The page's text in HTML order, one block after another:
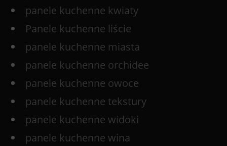
panele kuchenne kwiaty
Panele kuchenne liście
panele kuchenne miasta
panele kuchenne orchidee
panele kuchenne owoce
panele kuchenne tekstury
panele kuchenne widoki
panele kuchenne wina